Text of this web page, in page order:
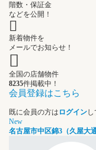
階数・保証金
などを公開！
新着物件を
メールでお知らせ！
全国の店舗物件
8235件掲載中！
会員登録はこちら
既に会員の方は ログイン
New
名古屋市中区錦3（久屋大